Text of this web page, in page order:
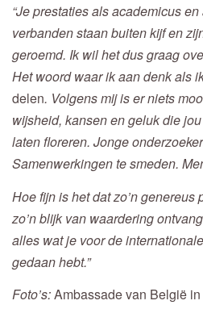
“Je prestaties als academicus
verbanden staan buiten kijf en
geroemd. Ik wil het dus graag
Het woord waar ik aan denk als
delen. Volgens mij is er niets
wijsheid, kansen en geluk die
laten floreren. Jonge
Samenwerkingen te smeden.
Hoe fijn is het dat zo’n
zo’n blijk van waardering
alles wat je voor de
gedaan hebt.”
Foto’s:Ambassade van België